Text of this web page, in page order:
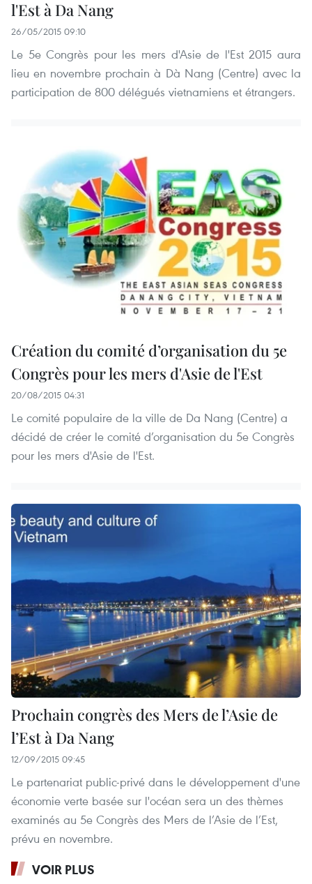
l'Est à Da Nang
26/05/2015 09:10
Le 5e Congrès pour les mers d'Asie de l'Est 2015 aura
lieu en novembre prochain à Dà Nang (Centre) avec la
participation de 800 délégués vietnamiens et étrangers.
Création du comité d’organisation du 5e
Congrès pour les mers d'Asie de l'Est
20/08/2015 04:31
Le comité populaire de la ville de Da Nang (Centre) a
décidé de créer le comité d’organisation du 5e Congrès
pour les mers d'Asie de l'Est.
Prochain congrès des Mers de l’Asie de
l’Est à Da Nang
12/09/2015 09:45
Le partenariat public-privé dans le développement d'une
économie verte basée sur l'océan sera un des thèmes
examinés au 5e Congrès des Mers de l’Asie de l’Est,
prévu en novembre.
VOIR PLUS